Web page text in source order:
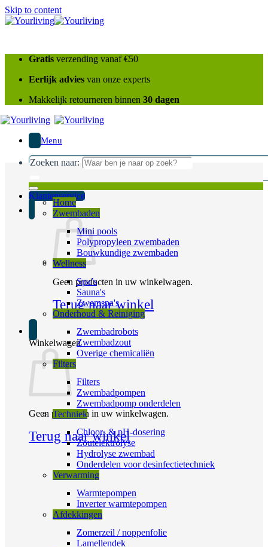
Skip to content
Gratis verzending vanaf €50
Eerlijk advies van onze experts
Makkelijk retourneren binnen 30 dagen
Menu
Zoeken naar:
Klantenservice
Geen producten in uw winkelwagen.
Terug naar winkel
Winkelwagen
Geen producten in uw winkelwagen.
Terug naar winkel
Home
Zwembaden
Mini pools
Polypropyleen zwembaden
Bouwkundige zwembaden
Wellness
Spa’s
Sauna's
Zwemspa's
Onderhoud & Reiniging
Zwembadrobots
Zwembadzout
Overige chemicaliën
Filters
Filters
Zwembadpompen
Zwembadpomp onderdelen
Techniek
Chloor- & pH-dosering
Zoutelektrolyse
Hydrolyse zwembad
Onderdelen voor desinfectietechniek
Verwarming
Warmtepompen
Inverter warmtepompen
Afdekkingen
Zomerzeil / noppenfolie
Lamellendek